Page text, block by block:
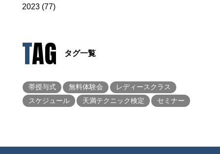
2023 (77)
TAG タグ一覧
帯授与式 無料体験会
レディースクラス
スケジュール
天満テクニック検定 セミナー